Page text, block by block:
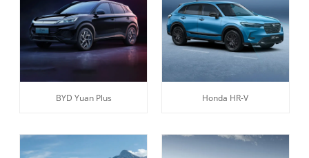
BYD Yuan Plus Honda HR-V